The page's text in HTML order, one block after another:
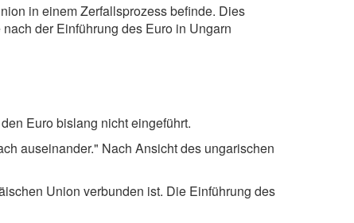
in einem Zerfallsprozess befinde. Dies
nach der Einführung des Euro in Ungarn
Euro bislang nicht eingeführt.
auseinander." Nach Ansicht des ungarischen
Union verbunden ist. Die Einführung des